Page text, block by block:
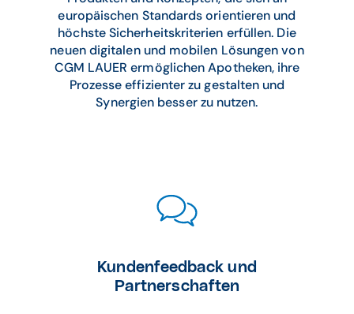
europäischen Standards orientieren und
höchste Sicherheitskriterien erfüllen. Die
neuen digitalen und mobilen Lösungen von
CGM LAUER ermöglichen Apotheken, ihre
Prozesse effizienter zu gestalten und
Synergien besser zu nutzen.
Kundenfeedback und
Partnerschaften